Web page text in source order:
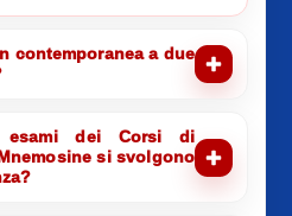
contemporanea a due
dei Corsi di
si svolgono